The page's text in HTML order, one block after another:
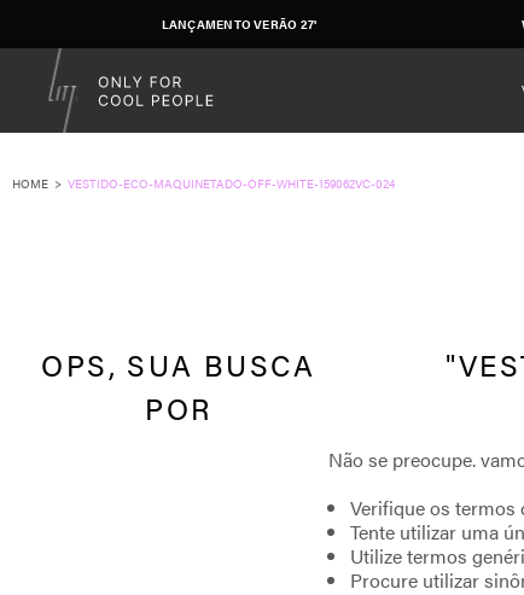
LANÇAMENTO VERÃO 27'
VESTIDO-ECO-MAQUINETADO-OFF-WHITE-159062VC-024
Verifique os termos
Tente utilizar uma
Utilize termos
Procure utilizar